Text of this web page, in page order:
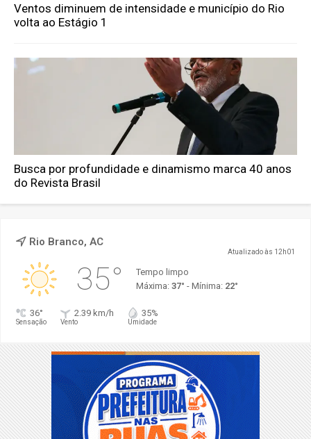
Ventos diminuem de intensidade e município do Rio
volta ao Estágio 1
Busca por profundidade e dinamismo marca 40 anos
do Revista Brasil
Rio Branco, AC
Atualizado às 12h01
35°
Tempo limpo
Máxima: 37° - Mínima: 22°
36°
Sensação
2.39 km/h
Vento
35%
Umidade